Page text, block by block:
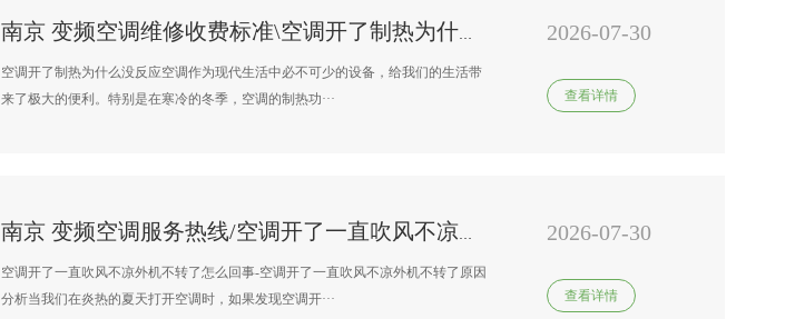
南京 变频空调维修收费标准\空调开了制热为什么没反应
空调开了制热为什么没反应空调作为现代生活中必不可少的设备，给我们的生活带
来了极大的便利。特别是在寒冷的冬季，空调的制热功···
2026-07-30
查看详情
南京 变频空调服务热线/空调开了一直吹风不凉外机不转了怎么回事-空调开了一直吹风不凉外机不转了原因分析
空调开了一直吹风不凉外机不转了怎么回事-空调开了一直吹风不凉外机不转了原因
分析当我们在炎热的夏天打开空调时，如果发现空调开···
2026-07-30
查看详情